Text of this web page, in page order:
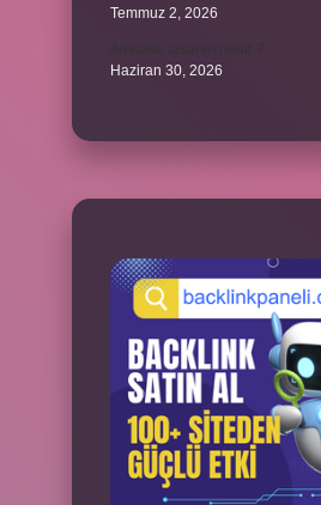
Temmuz 2, 2026
Haziran 30, 2026